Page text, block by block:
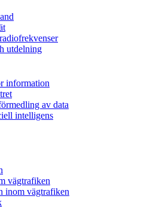
utdelning
information
av data
intelligens
vägtrafiken
inom vägtrafiken